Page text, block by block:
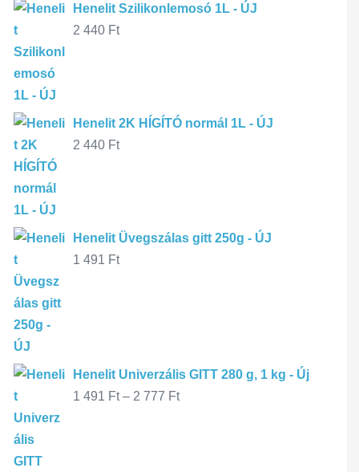
Henelit Szilikonlemosó 1L - ÚJ
2 440 Ft
Henelit 2K HÍGÍTÓ normál 1L - ÚJ
2 440 Ft
Henelit Üvegszálas gitt 250g - ÚJ
1 491 Ft
Henelit Univerzális GITT 280 g, 1 kg - Új
1 491 Ft – 2 777 Ft